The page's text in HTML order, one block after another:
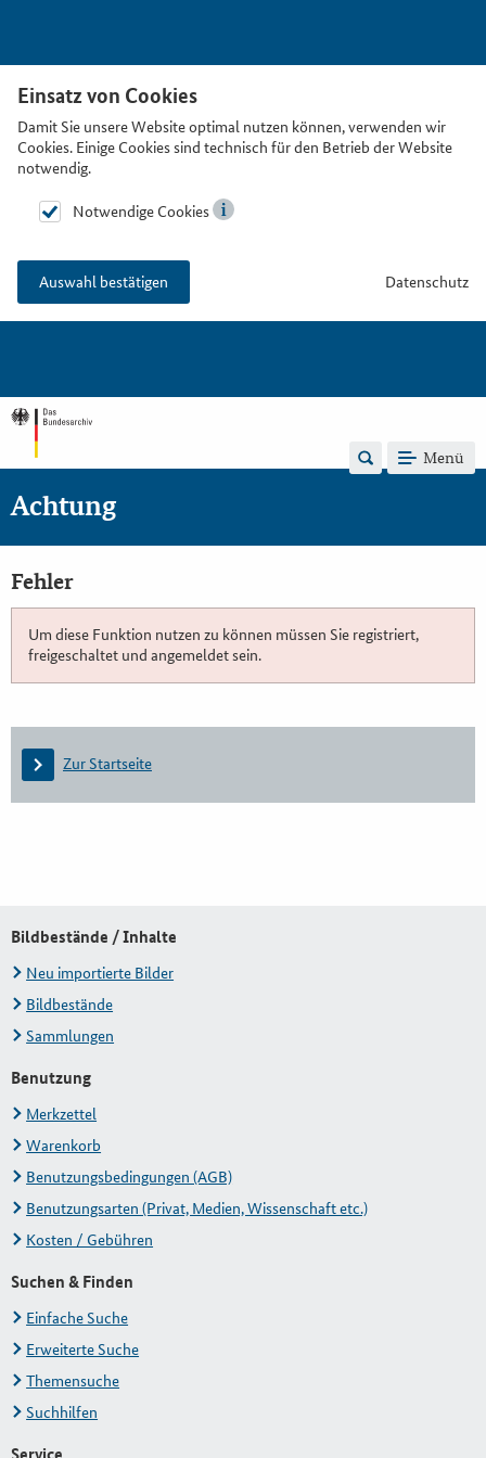
Einsatz von Cookies
Damit Sie unsere Website optimal nutzen können, verwenden wir
Cookies. Einige Cookies sind technisch für den Betrieb der Website
notwendig.
Notwendige Cookies
Auswahl bestätigen Datenschutz
Menü
Achtung
Fehler
Um diese Funktion nutzen zu können müssen Sie registriert,
freigeschaltet und angemeldet sein.
Zur Startseite
Bildbestände / Inhalte
Neu importierte Bilder
Bildbestände
Sammlungen
Benutzung
Merkzettel
Warenkorb
Benutzungsbedingungen (AGB)
Benutzungsarten (Privat, Medien, Wissenschaft etc.)
Kosten / Gebühren
Suchen & Finden
Einfache Suche
Erweiterte Suche
Themensuche
Suchhilfen